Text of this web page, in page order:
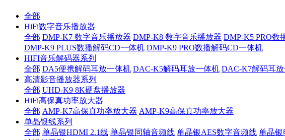
全部
HiFi数字音乐播放器
全部 DMP-K7 数字音乐播放器 DMP-K8 数字音乐播放器 DMP-K5 PRO数
DMP-K9 PLUS数播解码CD一体机 DMP-K9 PRO数播解码CD一体机
HIFI音乐解码器系列
全部 DA5便携解码耳放一体机 DAC-K5解码耳放一体机 DAC-K7解码耳
高清影音播放器系列
全部 UHD-K9 8K硬盘播放器
HiFi高保真功率放大器
全部 AMP-K7高保真功率放大器 AMP-K9高保真功率放大器
单晶银线系列
全部 单晶银HDMI 2.1线 单晶银同轴音频线 单晶银AES数字音频线 单晶银